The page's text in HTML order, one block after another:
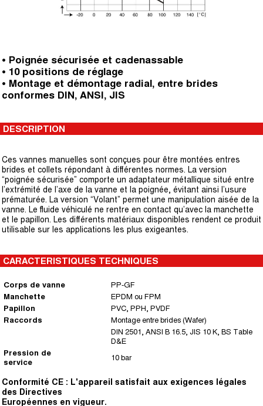
• Poignée sécurisée et cadenassable
• 10 positions de réglage
• Montage et démontage radial, entre brides
conformes DIN, ANSI, JIS
DESCRIPTION
Ces vannes manuelles sont conçues pour être montées entres
brides et collets répondant à différentes normes. La version
“poignée sécurisée” comporte un adaptateur métallique situé entre
l’extrémité de l’axe de la vanne et la poignée, évitant ainsi l’usure
prématurée. La version “Volant” permet une manipulation aisée de la
vanne. Le fluide véhiculé ne rentre en contact qu’avec la manchette
et le papillon. Les différents matériaux disponibles rendent ce produit
utilisable sur les applications les plus exigeantes.
CARACTERISTIQUES TECHNIQUES
Corps de vanne
PP-GF
Manchette
EPDM ou FPM
Papillon
PVC, PPH, PVDF
Raccords
Montage entre brides (Wafer)
DIN 2501, ANSI B 16.5, JIS 10 K, BS Table
D&E
Pression de
service
10 bar
Conformité CE : L'appareil satisfait aux exigences légales
des Directives
Européennes en vigueur.